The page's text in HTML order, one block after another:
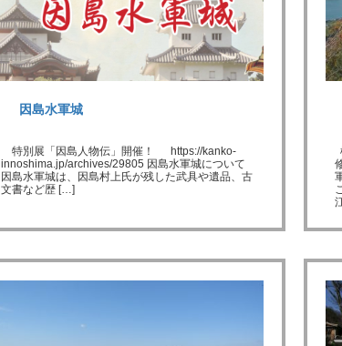
因島水軍城
特別展「因島人物伝」開催！ https://kanko-
innoshima.jp/archives/29805 因島水軍城について
因島水軍城は、因島村上氏が残した武具や遺品、古
文書など歴 […]